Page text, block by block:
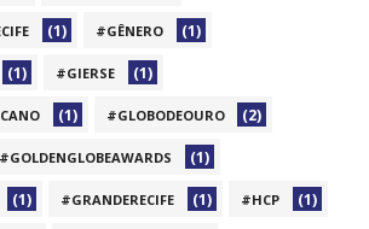
(1) #GÊNERO (1)
(1) #GIERSE (1)
(1) #GLOBODEOURO (2)
#GOLDENGLOBEAWARDS (1)
(1) #GRANDERECIFE (1) #HCP (1)